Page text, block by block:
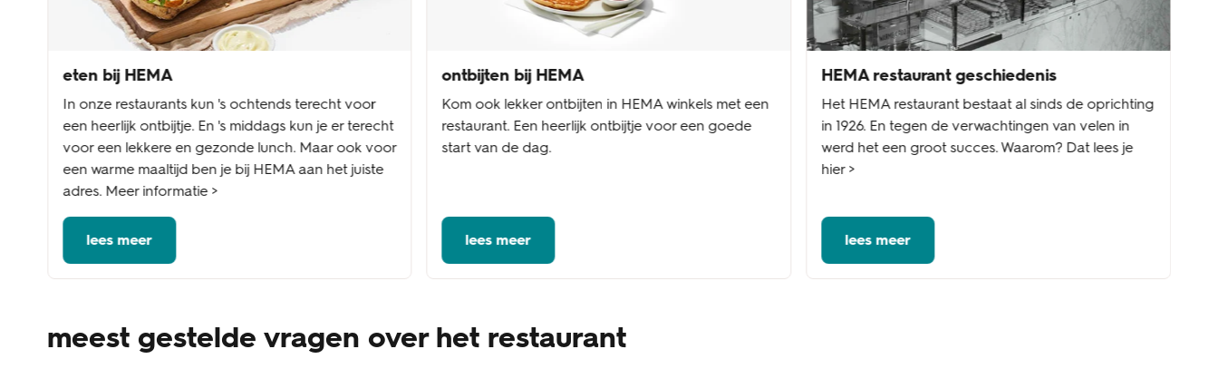
eten bij HEMA
In onze restaurants kun 's ochtends terecht voor
een heerlijk ontbijtje. En 's middags kun je er terecht
voor een lekkere en gezonde lunch. Maar ook voor
een warme maaltijd ben je bij HEMA aan het juiste
adres. Meer informatie >
lees meer
ontbijten bij HEMA
Kom ook lekker ontbijten in HEMA winkels met een
restaurant. Een heerlijk ontbijtje voor een goede
start van de dag.
lees meer
HEMA restaurant geschiedenis
Het HEMA restaurant bestaat al sinds de oprichting
in 1926. En tegen de verwachtingen van velen in
werd het een groot succes. Waarom? Dat lees je
hier >
lees meer
meest gestelde vragen over het restaurant